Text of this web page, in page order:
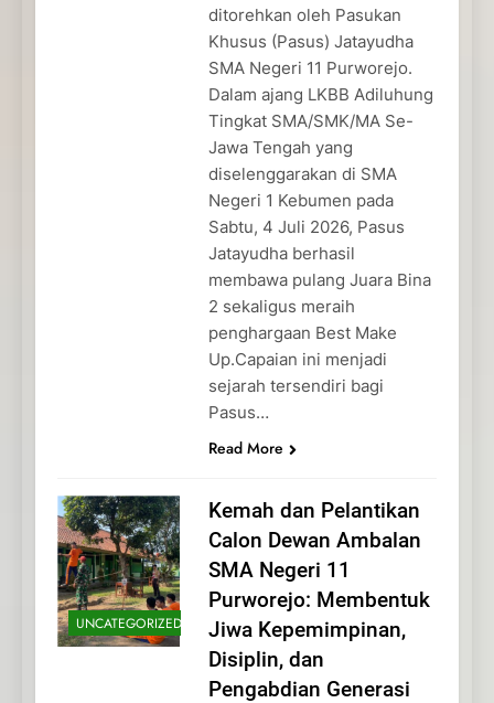
ditorehkan oleh Pasukan
Khusus (Pasus) Jatayudha
SMA Negeri 11 Purworejo.
Dalam ajang LKBB Adiluhung
Tingkat SMA/SMK/MA Se-
Jawa Tengah yang
diselenggarakan di SMA
Negeri 1 Kebumen pada
Sabtu, 4 Juli 2026, Pasus
Jatayudha berhasil
membawa pulang Juara Bina
2 sekaligus meraih
penghargaan Best Make
Up.Capaian ini menjadi
sejarah tersendiri bagi
Pasus…
Read More
UNCATEGORIZED
Kemah dan Pelantikan
Calon Dewan Ambalan
SMA Negeri 11
Purworejo: Membentuk
Jiwa Kepemimpinan,
Disiplin, dan
Pengabdian Generasi